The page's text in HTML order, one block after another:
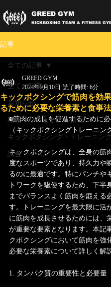
GREED GYM
KICKBOXING TEAM & FITNESS
記事
全ての記事
お知らせ
移転・リニューアル情報
キックボクシング・トレーニン
試合・イベント
全ての記事
キックボクシングで筋肉を効
るために必要な栄養素と食事法
GREED GYM
2024年9月10日 読了時間: 6分
■筋肉の成長を促進するために
（キックボクシングトレーニン
キックボクシングは、全身の筋
度なスポーツであり、持久力や
るのに最適です。特にパンチや
トワークを駆使するため、下半
までバランスよく筋肉を鍛える
す。トレーニングを最大限に活
に筋肉を成長させるためには、
が重要な要素となります。本記
クボクシングにおいて筋肉を強
必要な栄養素について詳しく解
1. タンパク質の重要性と必要量